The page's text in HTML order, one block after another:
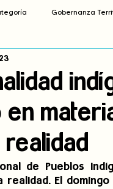
Gobernanza
Observatorio de consulta previa
en
realidad
de Pueblos
realidad. El